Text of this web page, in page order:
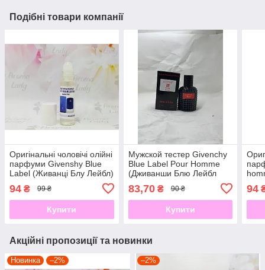
Подібні товари компанії
Оригінальні чоловічі олійні
парфуми Givenshy Blue
Label (Живанці Блу Лейбл)
94 ₴ 99 ₴
Купити
Мужской тестер Givenchy
Blue Label Pour Homme
(Дживанши Блю Лейбл
83,70₴ 90 ₴
Купити
94
Акційні пропозиції та новинки
Новинка –2% –2%